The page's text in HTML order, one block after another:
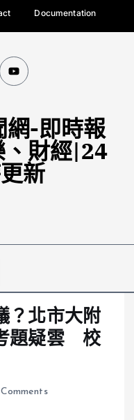
Documentation
-即時報
、財經|24
新
？北市大附
題疑雲 校